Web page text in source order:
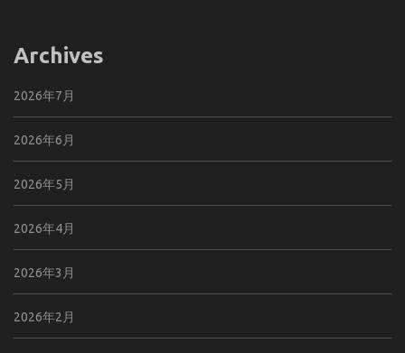
Archives
2026年7月
2026年6月
2026年5月
2026年4月
2026年3月
2026年2月